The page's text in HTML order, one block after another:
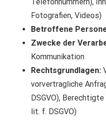
Fotografien, Videos)
Betroffene
Zwecke der
Kommunikation
Rechtsgrundlagen:
vorvertragliche
DSGVO),
lit. f. DSGVO)